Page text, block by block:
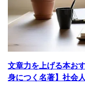
文章力を上げる本お
身につく名著】社会